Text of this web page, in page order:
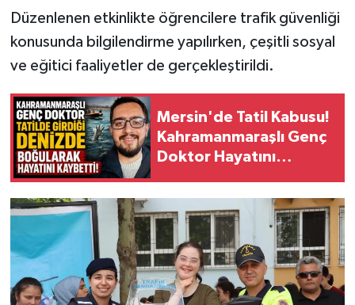
Düzenlenen etkinlikte öğrencilere trafik güvenliği
konusunda bilgilendirme yapılırken, çeşitli sosyal
ve eğitici faaliyetler de gerçekleştirildi.
Mersin'de Tatil Kabusu!
Kahramanmaraşlı Genç
Doktor Hayatını
SEÇİM 2014
ÇEK GÖNDER
KİTAP
HEDEF2020
OTOMOBİL
MİZAH
TARİH